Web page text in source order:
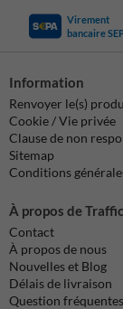
Virement
bancaire
Information
Renvoyer le(s)
Cookie / Vie privée
Clause de non
Sitemap
Conditions
À propos de
Contact
À propos de nous
Nouvelles et Blog
Délais de livraison
Question